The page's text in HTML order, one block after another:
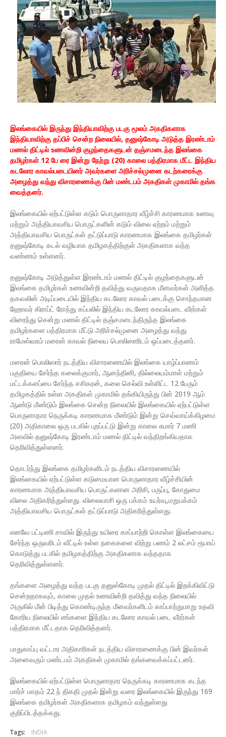
இலங்கையில் இருந்து இந்தியாவிற்கு படகு மூலம் அகதிகளாக
இந்தியாவிற்கு தப்பிச் சென்ற நிலையில், தனுஷ்கோடி அடுத்த இரண்டாம்
மணல் திட்டில் உணவின்றி குழந்தைகளுடன் தஞ்சமடைந்த இலங்கை
தமிழர்கள் 12 பே ரை இன்று நேற்று (20) காலை பத்திரமாக மீட்ட இந்திய
கடலோர காவல்படையினர் அவர்களை அரிச்சல்முனை கடற்கரைக்கு
அழைத்து வந்து விசாரணைக்கு பின் மண்டபம் அகதிகள் முகாமில் தங்க
வைத்தனர்.
இலங்கையில் ஏற்பட்டுள்ள கடும் பொருளாதார வீழ்ச்சி காரணமாக உணவு
மற்றும் அத்தியாவசிய பொருட்களின் கடும் விலை ஏற்றம் மற்றும்
அத்தியாவசிய பொருட்கள் தட்டுப்பாடு காரணமாக இலங்கை தமிழர்கள்
தனுஷ்கோடி கடல் வழியாக தமிழகத்திற்குள் அகதிகளாக வந்த
வண்ணம் உள்ளனர்.
தனுஷ்கோடி அடுத்துள்ள இரண்டாம் மணல் திட்டில் குழந்தைகளுடன்
இலங்கை தமிழர்கள் உணவின்றி தவித்து வருவதாக மீனவர்கள் அளித்த
தகவலின் அடிப்படையில் இந்திய கடலோர காவல் படைக்கு சொந்தமான
ஹோவர் கிராப்ட் ரோந்து கப்பலில் இந்திய கடலோர காவல்படை வீரர்கள்
விரைந்து சென்று மணல் திட்டில் தஞ்சமடைந்திருந்த இலங்கை
தமிழர்களை பத்திரமாக மீட்டு அரிச்சல்முனை அழைத்து வந்து
ராமேஸ்வரம் மரைன் காவல் நிலைய பொலிஸாரிடம் ஒப்படைத்தனர்.
மரைன் பொலிஸார் நடத்திய விசாரணையில் இலங்கை யாழ்ப்பாணம்
பகுதியை சேர்ந்த கலைக்குமார், ஆனந்தினி, தில்லையம்மாள் மற்றும்
மட்டக்களப்பை சேர்ந்த சசிகரன், கலை செல்வி உள்ளிட்ட 12 பேரும்
தமிழகத்தில் உள்ள அகதிகள் முகாமில் தங்கியிருந்து பின் 2019 ஆம்
ஆண்டு மீண்டும் இலங்கை சென்ற நிலையில் இலங்கையில் ஏற்பட்டுள்ள
பொருளாதார நெருக்கடி காரணமாக மீண்டும் இன்று செவ்வாய்க்கிழமை
(20) அதிகாலை ஒரு படகில் புறப்பட்டு இன்று காலை சுமார் 7 மணி
அளவில் தனுஷ்கோடி இரண்டாம் மணல் திட்டில் வந்திறங்கியதாக
தெரிவித்துள்ளனர்.
தொடர்ந்து இலங்கை தமிழர்களிடம் நடத்திய விசாரணையில்
இலங்கையில் ஏற்பட்டுள்ள கடுமையான பொருளாதார வீழ்ச்சியின்
காரணமாக அத்தியாவசிய பொருட்களான அரிசி, பருப்பு, கோதுமை
விலை அதிகரித்துள்ளது. விலைவாசி ஒரு பக்கம் உயர்வு,மறுபக்கம்
அத்தியாவசிய பொருட்கள் தட்டுப்பாடு அதிகரித்துள்ளது.
எனவே பட்டிணி சாவில் இருந்து உயிரை காப்பாற்றி கொள்ள இலங்கையை
சேர்ந்த ஒருவரிடம் வீட்டில் உள்ள நகைகளை விற்று பணம் 2 லட்சம் ரூபாய்
கொடுத்து படகில் தமிழகத்திற்கு அகதிகளாக வந்ததாக
தெரிவித்துள்ளனர்.
தங்களை அழைத்து வந்த படகு தனுஸ்கோடி முதல் திட்டில் இறக்கிவிட்டு
சென்றதாகவும், காலை முதல் உணவின்றி தவித்து வந்த நிலையில்
அருகில் மீன் பிடித்து கொண்டிருந்த மீனவர்களிடம் காப்பாற்றுமாறு உதவி
கோரிய நிலையில் எங்களை இந்திய கடலோர காவல் படை வீரர்கள்
பத்திரமாக மீட்டதாக தெரிவித்தனர்.
பாதுகாப்பு வட்டார அதிகாரிகள் நடத்திய விசாரணைக்கு பின் இவர்கள்
அனைவரும் மண்டபம் அகதிகள் முகாமில் தங்கவைக்கப்பட்டனர்.
இலங்கையில் ஏற்பட்டுள்ள பொருளாதார நெருக்கடி காரணமாக கடந்த
மார்ச் மாதம் 22 ந் திகதி முதல் இன்று வரை இலங்கையில் இருந்து 169
இலங்கை தமிழர்கள் அகதிகளாக தமிழகம் வந்துள்ளது
குறிப்பிடத்தக்கது.
Tags: INDIA